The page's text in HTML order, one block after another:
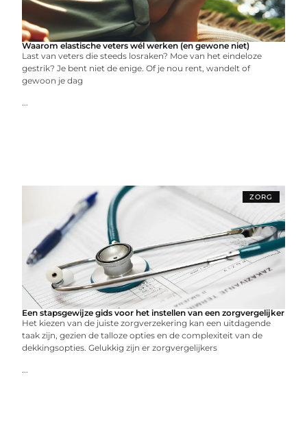
Waarom elastische veters wél werken (en gewone niet)
Last van veters die steeds losraken? Moe van het eindeloze
gestrik? Je bent niet de enige. Of je nou rent, wandelt of
gewoon je dag
...
ZORG
Een stapsgewijze gids voor het instellen van een zorgvergelijker
Het kiezen van de juiste zorgverzekering kan een uitdagende
taak zijn, gezien de talloze opties en de complexiteit van de
dekkingsopties. Gelukkig zijn er zorgvergelijkers
...